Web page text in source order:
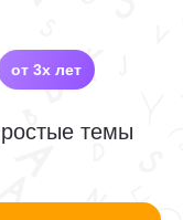
от 3х лет
темы